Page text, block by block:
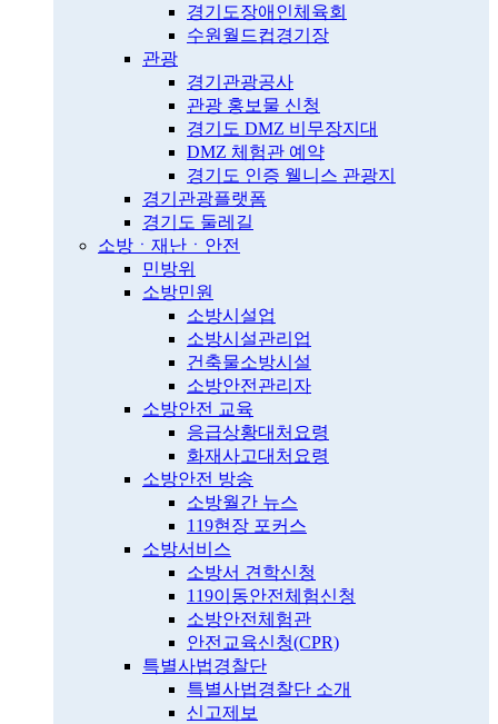
경기도장애인체육회
수원월드컵경기장
관광
경기관광공사
관광 홍보물 신청
경기도 DMZ 비무장지대
DMZ 체험관 예약
경기도 인증 웰니스 관광지
경기관광플랫폼
경기도 둘레길
소방ㆍ재난ㆍ안전
민방위
소방민원
소방시설업
소방시설관리업
건축물소방시설
소방안전관리자
소방안전 교육
응급상황대처요령
화재사고대처요령
소방안전 방송
소방월간 뉴스
119현장 포커스
소방서비스
소방서 견학신청
119이동안전체험신청
소방안전체험관
안전교육신청(CPR)
특별사법경찰단
특별사법경찰단 소개
신고제보